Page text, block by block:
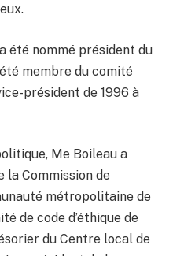
été nommé président du
membre du comité
président de 1996 à
Me Boileau a
la Commission de
métropolitaine de
de code d’éthique de
du Centre local de